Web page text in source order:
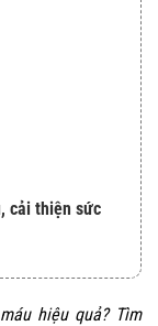
cải thiện sức
hiệu quả? Tìm